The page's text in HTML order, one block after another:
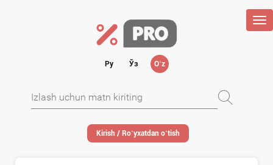
Ру Ўз Oʻz
Kirish / Roʻyхatdan oʻtish